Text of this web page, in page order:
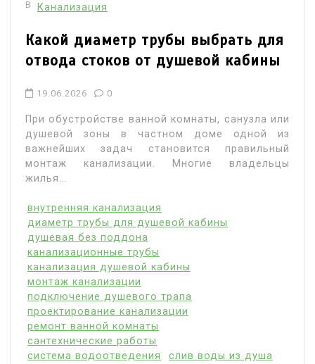
В Канализация
Какой диаметр трубы выбрать для
отвода стоков от душевой кабины
19.06.2026 0
При обустройстве ванной комнаты, санузла или
душевой зоны в частном доме одной из
важнейших задач становится правильный
монтаж канализации. Многие владельцы
жилья...
внутренняя канализация
диаметр трубы для душевой кабины
душевая без поддона
канализационные трубы
канализация душевой кабины
монтаж канализации
подключение душевого трапа
проектирование канализации
ремонт ванной комнаты
сантехнические работы
система водоотведения
слив воды из душа